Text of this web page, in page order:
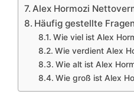
Alex Hormozi
Häufig gestellte Fragen
Wie viel ist Alex
Wie verdient Alex
Wie alt ist Alex
Wie groß ist Alex